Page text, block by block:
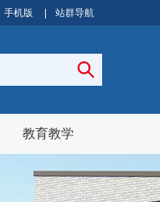
手机版 站群导航
教育教学